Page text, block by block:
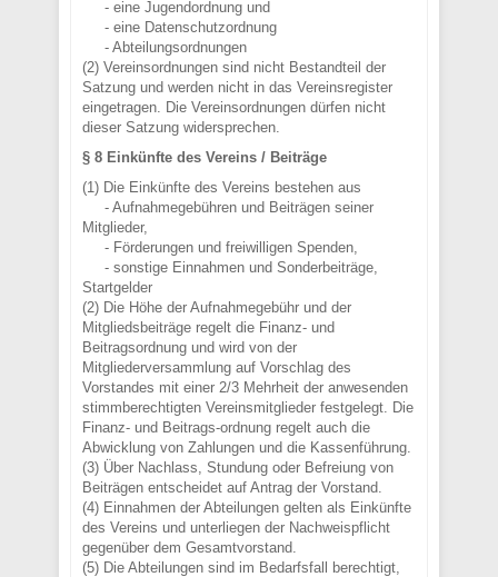
- eine Jugendordnung und
- eine Datenschutzordnung
- Abteilungsordnungen
(2) Vereinsordnungen sind nicht Bestandteil der
Satzung und werden nicht in das Vereinsregister
eingetragen. Die Vereinsordnungen dürfen nicht
dieser Satzung widersprechen.
§ 8 Einkünfte des Vereins / Beiträge
(1) Die Einkünfte des Vereins bestehen aus
- Aufnahmegebühren und Beiträgen seiner
Mitglieder,
- Förderungen und freiwilligen Spenden,
- sonstige Einnahmen und Sonderbeiträge,
Startgelder
(2) Die Höhe der Aufnahmegebühr und der
Mitgliedsbeiträge regelt die Finanz- und
Beitragsordnung und wird von der
Mitgliederversammlung auf Vorschlag des
Vorstandes mit einer 2/3 Mehrheit der anwesenden
stimmberechtigten Vereinsmitglieder festgelegt. Die
Finanz- und Beitrags-ordnung regelt auch die
Abwicklung von Zahlungen und die Kassenführung.
(3) Über Nachlass, Stundung oder Befreiung von
Beiträgen entscheidet auf Antrag der Vorstand.
(4) Einnahmen der Abteilungen gelten als Einkünfte
des Vereins und unterliegen der Nachweispflicht
gegenüber dem Gesamtvorstand.
(5) Die Abteilungen sind im Bedarfsfall berechtigt,